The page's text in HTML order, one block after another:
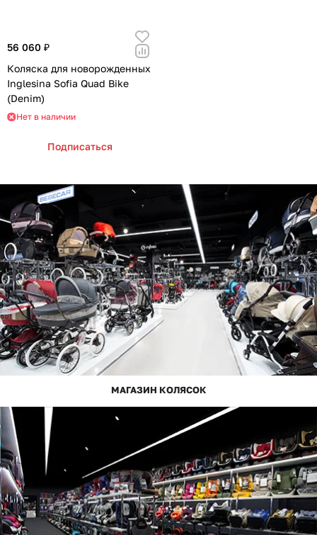
56 060 ₽
Коляска для новорожденных
Inglesina Sofia Quad Bike
(Denim)
Нет в наличии
Подписаться
МАГАЗИН КОЛЯСОК